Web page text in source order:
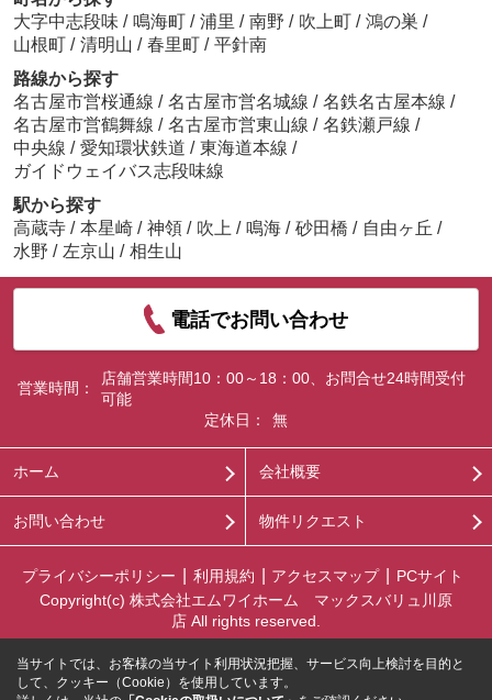
大字中志段味 / 鳴海町 / 浦里 / 南野 / 吹上町 / 鴻の巣 /
山根町 / 清明山 / 春里町 / 平針南
路線から探す
名古屋市営桜通線 / 名古屋市営名城線 / 名鉄名古屋本線 /
名古屋市営鶴舞線 / 名古屋市営東山線 / 名鉄瀬戸線 /
中央線 / 愛知環状鉄道 / 東海道本線 /
ガイドウェイバス志段味線
駅から探す
高蔵寺 / 本星崎 / 神領 / 吹上 / 鳴海 / 砂田橋 / 自由ヶ丘 /
水野 / 左京山 / 相生山
電話でお問い合わせ
営業時間：
店舗営業時間10：00～18：00、お問合せ24時間受付
可能
定休日：
無
ホーム 会社概要
お問い合わせ 物件リクエスト
プライバシーポリシー 利用規約 アクセスマップ
PCサイト
Copyright(c) 株式会社エムワイホーム マックスバリュ川原
店 All rights reserved.
当サイトでは、お客様の当サイト利用状況把握、サービス向上検討を目的と
して、クッキー（Cookie）を使用しています。